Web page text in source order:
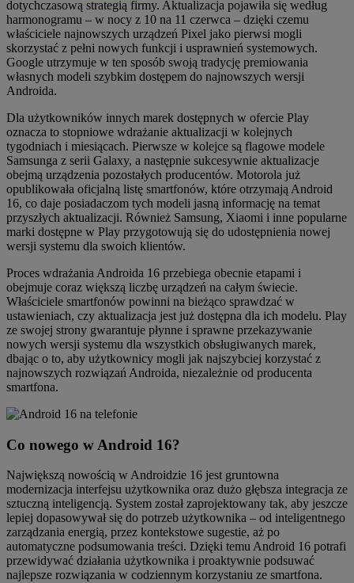
dotychczasową strategią firmy. Aktualizacja pojawiła się według
harmonogramu – w nocy z 10 na 11 czerwca – dzięki czemu
właściciele najnowszych urządzeń Pixel jako pierwsi mogli
skorzystać z pełni nowych funkcji i usprawnień systemowych.
Google utrzymuje w ten sposób swoją tradycję premiowania
własnych modeli szybkim dostępem do najnowszych wersji
Androida.
Dla użytkowników innych marek dostępnych w ofercie Play
oznacza to stopniowe wdrażanie aktualizacji w kolejnych
tygodniach i miesiącach. Pierwsze w kolejce są flagowe modele
Samsunga z serii Galaxy, a następnie sukcesywnie aktualizacje
obejmą urządzenia pozostałych producentów. Motorola już
opublikowała oficjalną listę smartfonów, które otrzymają Android
16, co daje posiadaczom tych modeli jasną informację na temat
przyszłych aktualizacji. Również Samsung, Xiaomi i inne popularne
marki dostępne w Play przygotowują się do udostępnienia nowej
wersji systemu dla swoich klientów.
Proces wdrażania Androida 16 przebiega obecnie etapami i
obejmuje coraz większą liczbę urządzeń na całym świecie.
Właściciele smartfonów powinni na bieżąco sprawdzać w
ustawieniach, czy aktualizacja jest już dostępna dla ich modelu. Play
ze swojej strony gwarantuje płynne i sprawne przekazywanie
nowych wersji systemu dla wszystkich obsługiwanych marek,
dbając o to, aby użytkownicy mogli jak najszybciej korzystać z
najnowszych rozwiązań Androida, niezależnie od producenta
smartfona.
Co nowego w Android 16?
Największą nowością w Androidzie 16 jest gruntowna
modernizacja interfejsu użytkownika oraz dużo głębsza integracja ze
sztuczną inteligencją. System został zaprojektowany tak, aby jeszcze
lepiej dopasowywał się do potrzeb użytkownika – od inteligentnego
zarządzania energią, przez kontekstowe sugestie, aż po
automatyczne podsumowania treści. Dzięki temu Android 16 potrafi
przewidywać działania użytkownika i proaktywnie podsuwać
najlepsze rozwiązania w codziennym korzystaniu ze smartfona.